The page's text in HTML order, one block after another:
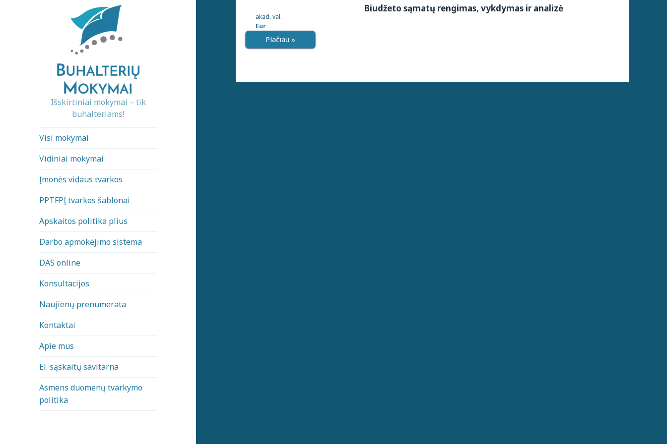
Išskirtiniai mokymai – tik
buhalteriams!
Visi mokymai
Vidiniai mokymai
Įmonės vidaus tvarkos
PPTFPĮ tvarkos šablonai
Apskaitos politika plius
Darbo apmokėjimo sistema
DAS online
Konsultacijos
Naujienų prenumerata
Kontaktai
Apie mus
El. sąskaitų savitarna
Asmens duomenų tvarkymo
politika
Biudžeto sąmatų rengimas, vykdymas ir analizė
akad. val.
Eur
Plačiau »